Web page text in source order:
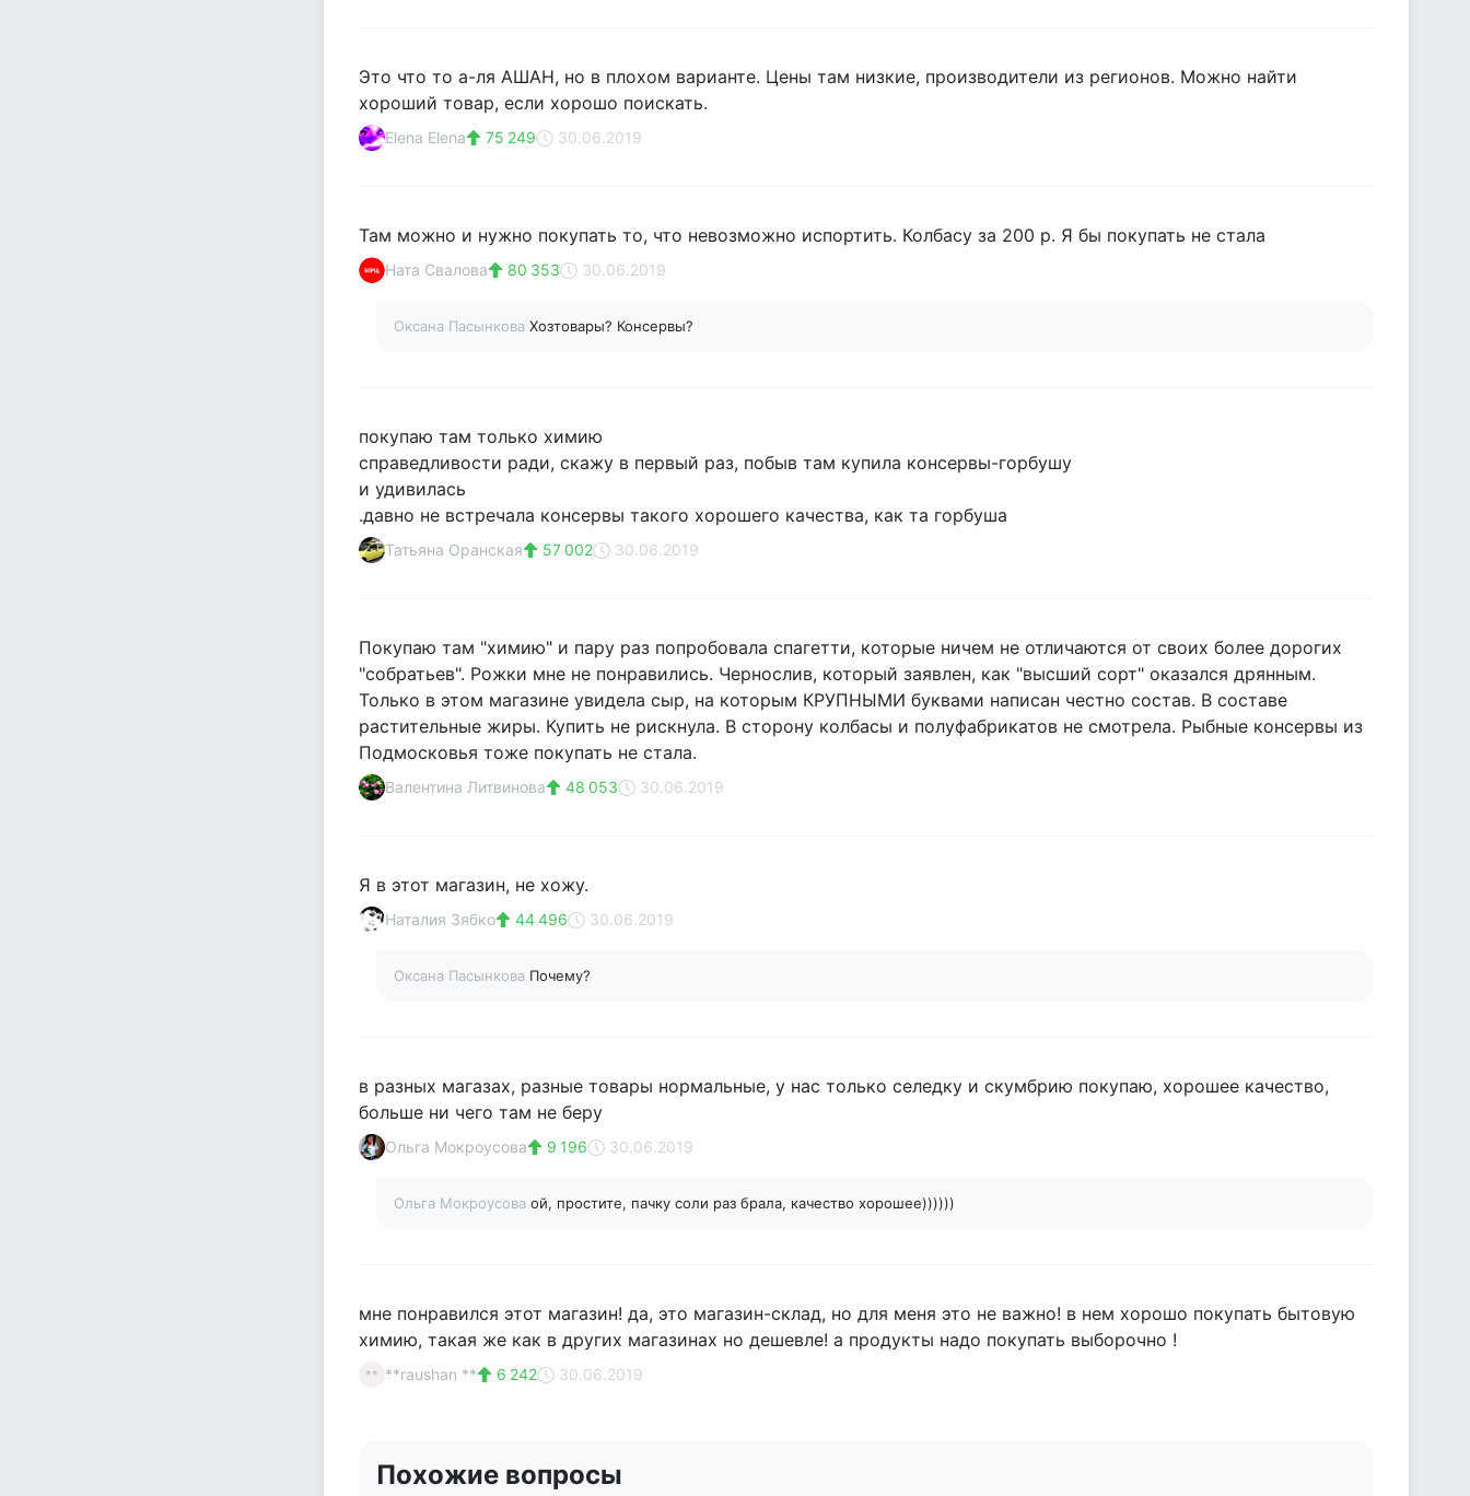
Это что то а-ля АШАН, но в плохом варианте. Цены там низкие, производители из регионов. Можно найти
хороший товар, если хорошо поискать.
Elena Elena 75 249 30.06.2019
Там можно и нужно покупать то, что невозможно испортить. Колбасу за 200 р. Я бы покупать не стала
Ната Свалова 80 353 30.06.2019
Оксана Пасынкова Хозтовары? Консервы?
покупаю там только химию
справедливости ради, скажу в первый раз, побыв там купила консервы-горбушу
и удивилась
.давно не встречала консервы такого хорошего качества, как та горбуша
Татьяна Оранская 57 002 30.06.2019
Покупаю там "химию" и пару раз попробовала спагетти, которые ничем не отличаются от своих более дорогих
"собратьев". Рожки мне не понравились. Чернослив, который заявлен, как "высший сорт" оказался дрянным.
Только в этом магазине увидела сыр, на которым КРУПНЫМИ буквами написан честно состав. В составе
растительные жиры. Купить не рискнула. В сторону колбасы и полуфабрикатов не смотрела. Рыбные консервы из
Подмосковья тоже покупать не стала.
Валентина Литвинова 48 053 30.06.2019
Я в этот магазин, не хожу.
Наталия Зябко 44 496 30.06.2019
Оксана Пасынкова Почему?
в разных магазах, разные товары нормальные, у нас только селедку и скумбрию покупаю, хорошее качество,
больше ни чего там не беру
Ольга Мокроусова 9 196 30.06.2019
Ольга Мокроусова ой, простите, пачку соли раз брала, качество хорошее))))))
мне понравился этот магазин! да, это магазин-склад, но для меня это не важно! в нем хорошо покупать бытовую
химию, такая же как в других магазинах но дешевле! а продукты надо покупать выборочно !
** **raushan ** 6 242 30.06.2019
Похожие вопросы